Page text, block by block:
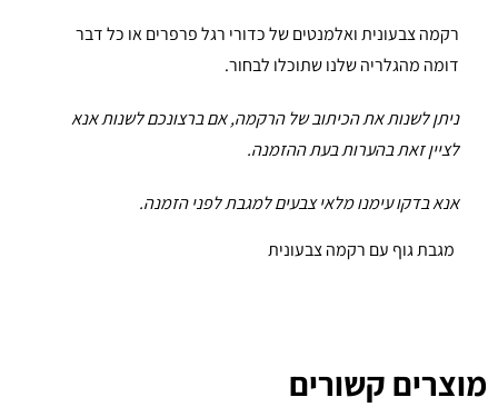
רקמה צבעונית ואלמנטים של כדורי רגל פרפרים או כל דבר
דומה מהגלריה שלנו שתוכלו לבחור.
ניתן לשנות את הכיתוב של הרקמה, אם ברצונכם לשנות אנא
לציין זאת בהערות בעת ההזמנה.
אנא בדקו עימנו מלאי צבעים למגבת לפני הזמנה.
מגבת גוף עם רקמה צבעונית
מוצרים קשורים